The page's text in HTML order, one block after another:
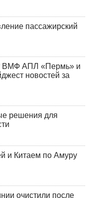
пассажирский
ВМФ АПЛ «Пермь» и
новостей за
решения для
и Китаем по Амуру
очистили после